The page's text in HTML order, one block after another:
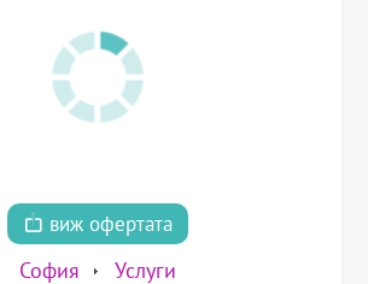
виж офертата
София Услуги